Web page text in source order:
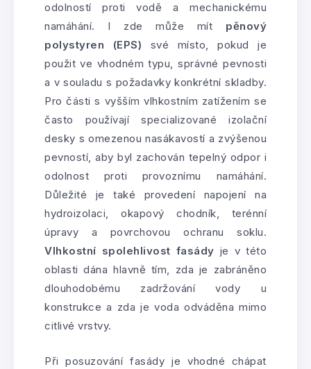
odolností proti vodě a mechanickému
namáhání. I zde může mít pěnový
polystyren (EPS) své místo, pokud je
použit ve vhodném typu, správné pevnosti
a v souladu s požadavky konkrétní skladby.
Pro části s vyšším vlhkostním zatížením se
často používají specializované izolační
desky s omezenou nasákavostí a zvýšenou
pevností, aby byl zachován tepelný odpor i
odolnost proti provoznímu namáhání.
Důležité je také provedení napojení na
hydroizolaci, okapový chodník, terénní
úpravy a povrchovou ochranu soklu.
Vlhkostní spolehlivost fasády je v této
oblasti dána hlavně tím, zda je zabráněno
dlouhodobému zadržování vody u
konstrukce a zda je voda odváděna mimo
citlivé vrstvy.
Při posuzování fasády je vhodné chápat